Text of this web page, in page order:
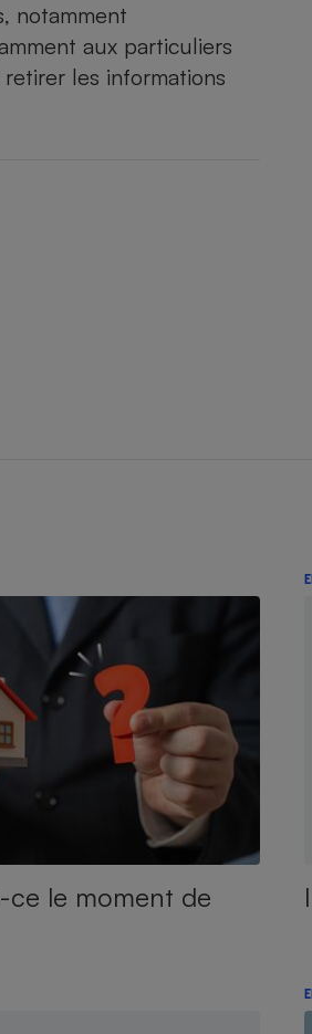
notamment
aux particuliers
les informations
ce le moment de